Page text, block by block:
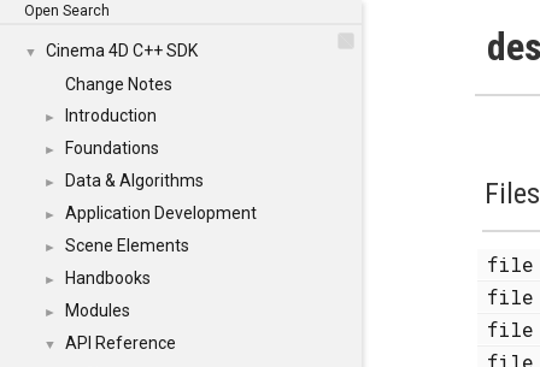
Open Search
▼
Cinema 4D C++ SDK
Change Notes
► Introduction
► Foundations
► Data & Algorithms
► Application Development
► Scene Elements
► Handbooks
► Modules
▼ API Reference
Files